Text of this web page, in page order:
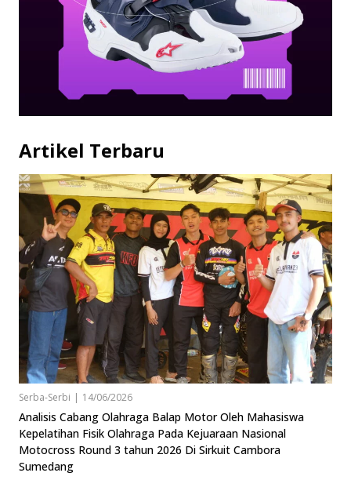
Artikel Terbaru
Serba-Serbi | 14/06/2026
Analisis Cabang Olahraga Balap Motor Oleh Mahasiswa
Kepelatihan Fisik Olahraga Pada Kejuaraan Nasional
Motocross Round 3 tahun 2026 Di Sirkuit Cambora
Sumedang